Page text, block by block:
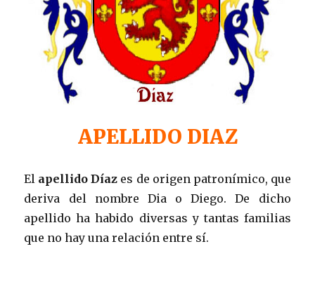
APELLIDO DIAZ
El apellido Díaz es de origen patronímico, que
deriva del nombre Dia o Diego. De dicho
apellido ha habido diversas y tantas familias
que no hay una relación entre sí.